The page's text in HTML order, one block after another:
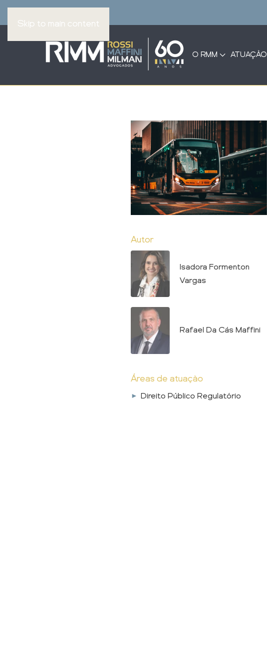
Skip to main content
O RMM ATUAÇÃO
Autor
Isadora Formenton
Vargas
Rafael Da Cás Maffini
Áreas de atuação
Direito Público Regulatório